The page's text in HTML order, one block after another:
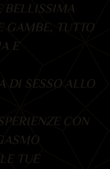
BELLISSIMA
GAMBE, TUTTO
E
DI SESSO ALLO
CON
TUE